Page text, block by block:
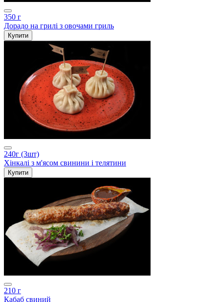
350 г
Дорадо на грилі з овочами гриль
Купити
240г (3шт)
Хінкалі з м'ясом свинини і телятини
Купити
210 г
Кабаб свиний